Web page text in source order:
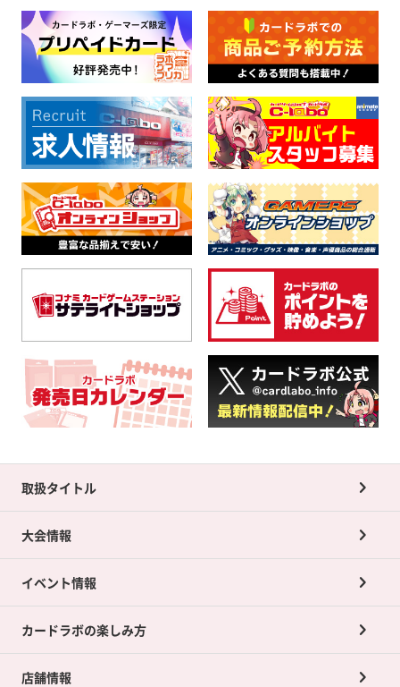
取扱タイトル
大会情報
イベント情報
カードラボの楽しみ方
店舗情報